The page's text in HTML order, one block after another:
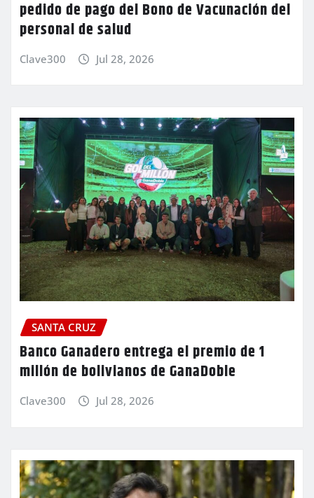
pedido de pago del Bono de Vacunación del
personal de salud
Clave300 Jul 28, 2026
SANTA CRUZ
Banco Ganadero entrega el premio de 1
millón de bolivianos de GanaDoble
Clave300 Jul 28, 2026